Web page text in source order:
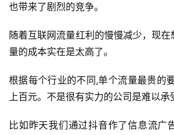
也带来了剧烈的竞争。
随着互联网流量红利的慢慢减少，现
量的成本实在是太高了。
根据每个行业的不同,单个流量最贵的
上百元。不是很有实力的公司是难以承
比如昨天我们通过抖音作了信息流广